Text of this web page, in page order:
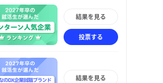
結果を見る
投票する
結果を見る